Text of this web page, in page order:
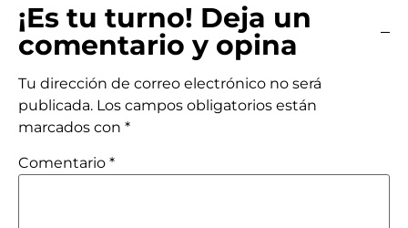
¡Es tu turno! Deja un
comentario y opina
Tu dirección de correo electrónico no será
publicada. Los campos obligatorios están
marcados con *
Comentario *